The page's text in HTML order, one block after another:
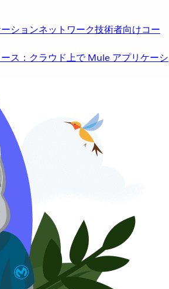
ションネットワーク技術者向けコー
ス：クラウド上で Mule アプリケーシ